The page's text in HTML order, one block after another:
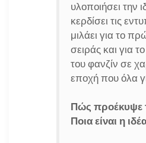
υλοποιήσει την
κερδίσει τις
μιλάει για το
σειράς και για
του φανζίν σε
εποχή που όλα
Πώς προέκυψε
Ποια είναι η